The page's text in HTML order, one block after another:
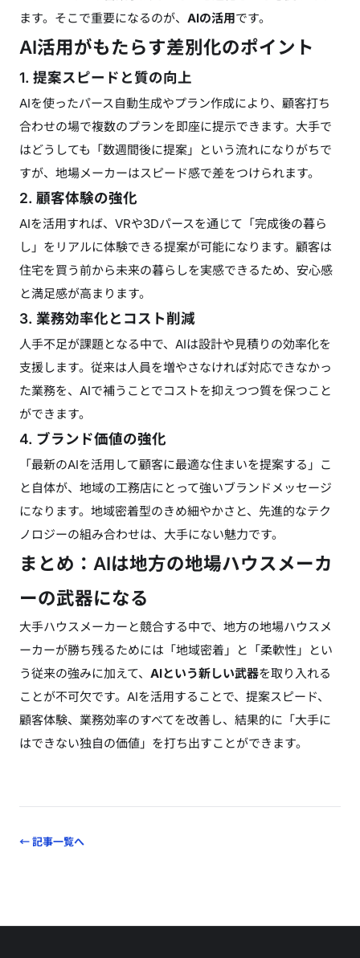
ます。そこで重要になるのが、 AIの活用です。
AI活用がもたらす差別化のポイント
1. 提案スピードと質の向上
AIを使ったパース自動生成やプラン作成により、顧客打ち
合わせの場で複数のプランを即座に提示できます。大手で
はどうしても「数週間後に提案」という流れになりがちで
すが、地場メーカーはスピード感で差をつけられます。
2. 顧客体験の強化
AIを活用すれば、VRや3Dパースを通じて「完成後の暮ら
し」をリアルに体験できる提案が可能になります。顧客は
住宅を買う前から未来の暮らしを実感できるため、安心感
と満足感が高まります。
3. 業務効率化とコスト削減
人手不足が課題となる中で、AIは設計や見積りの効率化を
支援します。従来は人員を増やさなければ対応できなかっ
た業務を、AIで補うことでコストを抑えつつ質を保つこと
ができます。
4. ブランド価値の強化
「最新のAIを活用して顧客に最適な住まいを提案する」こ
と自体が、地域の工務店にとって強いブランドメッセージ
になります。地域密着型のきめ細やかさと、先進的なテク
ノロジーの組み合わせは、大手にない魅力です。
まとめ：AIは地方の地場ハウスメーカ
ーの武器になる
大手ハウスメーカーと競合する中で、地方の地場ハウスメ
ーカーが勝ち残るためには「地域密着」と「柔軟性」とい
う従来の強みに加えて、 AIという新しい武器を取り入れる
ことが不可欠です。AIを活用することで、提案スピード、
顧客体験、業務効率のすべてを改善し、結果的に「大手に
はできない独自の価値」を打ち出すことができます。
← 記事一覧へ